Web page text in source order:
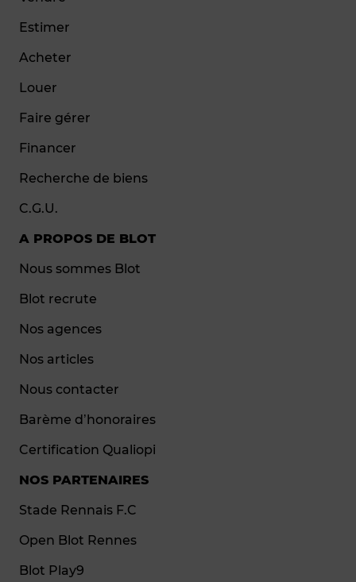
Estimer
Acheter
Louer
Faire gérer
Financer
Recherche de biens
C.G.U.
A PROPOS DE BLOT
Nous sommes Blot
Blot recrute
Nos agences
Nos articles
Nous contacter
Barème d’honoraires
Certification Qualiopi
NOS PARTENAIRES
Stade Rennais F.C
Open Blot Rennes
Blot Play9